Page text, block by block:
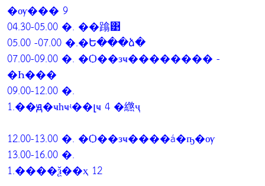
�ѹ��� 9
04.30-05.00 �. ��蹹͹
05.00 -07.00 �.�Ե���ձ�
07.00-09.00 �. �Ѻ��зҹ�������� -
�Һ���
09.00-12.00 �.
1.��ԭ�ҹһҹʵ��լҹ 4 �繺ҷ
12.00-13.00 �. �Ѻ��зҹ����á�ҧ�ѹ
13.00-16.00 �.
1.����ѯ��ҳ 12